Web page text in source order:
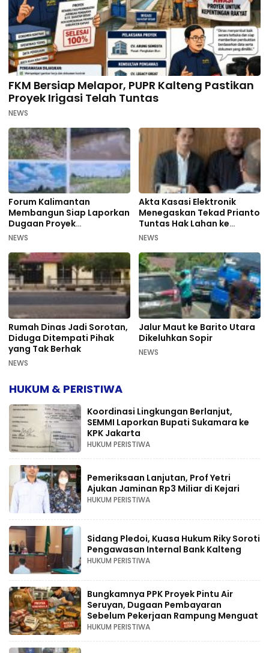
FKM Bersiap Melapor, PUPR Kalteng Pastikan
Proyek Irigasi Telah Tuntas
NEWS
Forum Kalimantan
Membangun Siap Laporkan
Dugaan Proyek
Bermasalah PUPR Kalteng
NEWS
Akta Kasasi Elektronik
Menegaskan Tekad Prianto
Tuntas Hak Lahan ke
Mahkamah Agung
NEWS
Rumah Dinas Jadi Sorotan,
Diduga Ditempati Pihak
yang Tak Berhak
NEWS
Jalur Maut ke Barito Utara
Dikeluhkan Sopir
NEWS
HUKUM & PERISTIWA
Koordinasi Lingkungan Berlanjut,
SEMMI Laporkan Bupati Sukamara ke
KPK Jakarta
HUKUM PERISTIWA
Pemeriksaan Lanjutan, Prof Yetri
Ajukan Jaminan Rp3 Miliar di Kejari
HUKUM PERISTIWA
Sidang Pledoi, Kuasa Hukum Riky Soroti
Pengawasan Internal Bank Kalteng
HUKUM PERISTIWA
Bungkamnya PPK Proyek Pintu Air
Seruyan, Dugaan Pembayaran
Sebelum Pekerjaan Rampung Menguat
HUKUM PERISTIWA